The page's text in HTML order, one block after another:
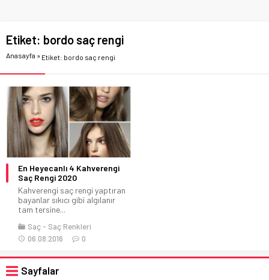
Etiket: bordo saç rengi
Anasayfa » Etiket: bordo saç rengi
En Heyecanlı 4 Kahverengi
Saç Rengi 2020
Kahverengi saç rengi yaptıran
bayanlar sıkıcı gibi algılanır
tam tersine...
Saç
Saç Renkleri
06.08.2016
0
Sayfalar